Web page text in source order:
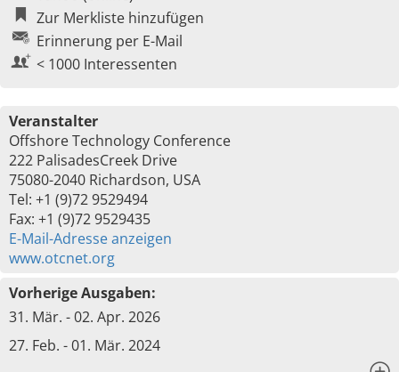
Zur Merkliste hinzufügen
Erinnerung per E-Mail
< 1000 Interessenten
Veranstalter
Offshore Technology Conference
222 PalisadesCreek Drive
75080-2040 Richardson, USA
Tel: +1 (9)72 9529494
Fax: +1 (9)72 9529435
E-Mail-Adresse anzeigen
www.otcnet.org
Vorherige Ausgaben:
31. Mär. - 02. Apr. 2026
27. Feb. - 01. Mär. 2024